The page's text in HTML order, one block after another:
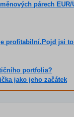
párech EUR/USD a
profitabilní.Pojd jsi
portfolia?
jako jeho začátek